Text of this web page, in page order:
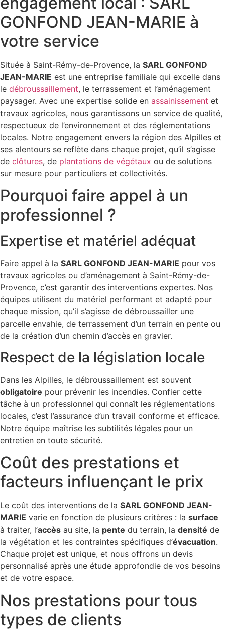
GONFOND JEAN-MARIE à
votre service
Située à Saint-Rémy-de-Provence, la SARL GONFOND
JEAN-MARIE est une entreprise familiale qui excelle dans
le débroussaillement, le terrassement et l’aménagement
paysager. Avec une expertise solide en assainissement et
travaux agricoles, nous garantissons un service de qualité,
respectueux de l’environnement et des réglementations
locales. Notre engagement envers la région des Alpilles et
ses alentours se reflète dans chaque projet, qu’il s’agisse
de clôtures, de plantations de végétaux ou de solutions
sur mesure pour particuliers et collectivités.
Pourquoi faire appel à un
professionnel ?
Expertise et matériel adéquat
Faire appel à la SARL GONFOND JEAN-MARIE pour vos
travaux agricoles ou d’aménagement à Saint-Rémy-de-
Provence, c’est garantir des interventions expertes. Nos
équipes utilisent du matériel performant et adapté pour
chaque mission, qu’il s’agisse de débroussailler une
parcelle envahie, de terrassement d’un terrain en pente ou
de la création d’un chemin d’accès en gravier.
Respect de la législation locale
Dans les Alpilles, le débroussaillement est souvent
obligatoire pour prévenir les incendies. Confier cette
tâche à un professionnel qui connaît les réglementations
locales, c’est l’assurance d’un travail conforme et efficace.
Notre équipe maîtrise les subtilités légales pour un
entretien en toute sécurité.
Coût des prestations et
facteurs influençant le prix
Le coût des interventions de la SARL GONFOND JEAN-
MARIE varie en fonction de plusieurs critères : la surface
à traiter, l’accès au site, la pente du terrain, la densité de
la végétation et les contraintes spécifiques d’évacuation.
Chaque projet est unique, et nous offrons un devis
personnalisé après une étude approfondie de vos besoins
et de votre espace.
Nos prestations pour tous
types de clients